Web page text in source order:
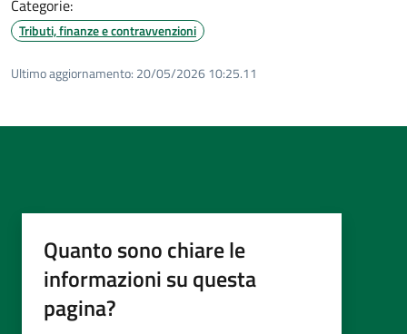
Categorie:
Tributi, finanze e contravvenzioni
Ultimo aggiornamento: 20/05/2026 10:25.11
Quanto sono chiare le
informazioni su questa
pagina?